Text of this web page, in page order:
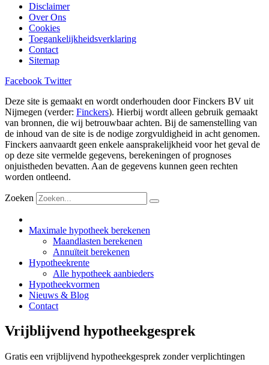
Disclaimer
Over Ons
Cookies
Toegankelijkheidsverklaring
Contact
Sitemap
Facebook Twitter
Deze site is gemaakt en wordt onderhouden door Finckers BV uit
Nijmegen (verder: Finckers). Hierbij wordt alleen gebruik gemaakt
van bronnen, die wij betrouwbaar achten. Bij de samenstelling van
de inhoud van de site is de nodige zorgvuldigheid in acht genomen.
Finckers aanvaardt geen enkele aansprakelijkheid voor het geval de
op deze site vermelde gegevens, berekeningen of prognoses
onjuistheden bevatten. Aan de gegevens kunnen geen rechten
worden ontleend.
Zoeken
Maximale hypotheek berekenen
Maandlasten berekenen
Annuïteit berekenen
Hypotheekrente
Alle hypotheek aanbieders
Hypotheekvormen
Nieuws & Blog
Contact
Vrijblijvend hypotheekgesprek
Gratis een vrijblijvend hypotheekgesprek zonder verplichtingen